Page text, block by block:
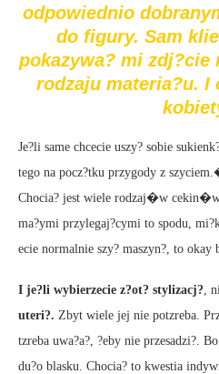
odpowiednio
do figury. Sam
pokazywa? mi zdj?cie
rodzaju materia?u. I
Je?li same chcecie uszy? sobie
tego na pocz?tku przygody z
Chocia? jest wiele rodzaj�w
ma?ymi przylegaj?cymi to spodu,
ecie normalnie szy? maszyn?, to okay
I je?li wybierzecie z?ot? stylizacj?,
uteri?. Zbyt wiele jej nie potzreba.
tzreba uwa?a?, ?eby nie przesadzi?.
du?o blasku. Chocia? to kwestia